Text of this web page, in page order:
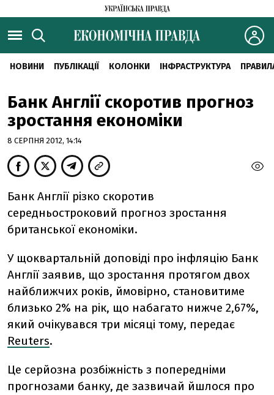
НОВИНИ ПУБЛІКАЦІЇ КОЛОНКИ ІНФРАСТРУКТУРА
Банк Англії скоротив прогноз
зростання економіки
8 СЕРПНЯ 2012, 14:14
Банк Англії різко скоротив
середньостроковий прогноз зростання
британської економіки.
У щоквартальній доповіді про інфляцію Банк
Англії заявив, що зростання протягом двох
найближчих років, ймовірно, становитиме
близько 2% на рік, що набагато нижче 2,67%,
який очікувався три місяці тому, передає
Reuters.
Це серйозна розбіжність з попередніми
прогнозами банку, де зазвичай йшлося про